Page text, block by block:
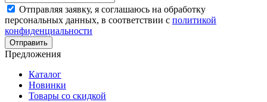
Отправляя заявку, я соглашаюсь на обработку
персональных данных, в соответствии с политикой
конфиденциальности
Отправить
Предложения
Каталог
Новинки
Товары со скидкой